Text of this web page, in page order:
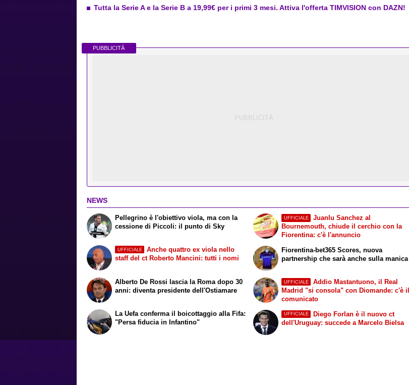
Tutta la Serie A e la Serie B a 19,99€ per i primi 3 mesi. Attiva l'offerta TIMVISION con DAZN!
PUBBLICITÀ
NEWS
Pellegrino è l'obiettivo viola, ma con la
cessione di Piccoli: il punto di Sky
UFFICIALE
Anche quattro ex viola nello
staff del ct Roberto Mancini: tutti i nomi
UFFICIALE
Juanlu Sanchez al
Bournemouth, chiude il cerchio con la
Fiorentina: c'è l'annuncio
Fiorentina-bet365 Scores, nuova
partnership che sarà anche sulla manica
Alberto De Rossi lascia la Roma dopo 30
anni: diventa presidente dell'Ostiamare
La Uefa conferma il boicottaggio alla Fifa:
"Persa fiducia in Infantino"
UFFICIALE
Addio Mastantuono, il Real
Madrid "si consola" con Diomande: c'è il
comunicato
UFFICIALE
Diego Forlan è il nuovo ct
dell'Uruguay: succede a Marcelo Bielsa